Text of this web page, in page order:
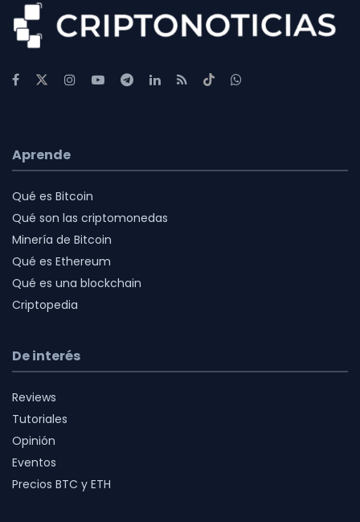
Aprende
Qué es Bitcoin
Qué son las criptomonedas
Minería de Bitcoin
Qué es Ethereum
Qué es una blockchain
Criptopedia
De interés
Reviews
Tutoriales
Opinión
Eventos
Precios BTC y ETH